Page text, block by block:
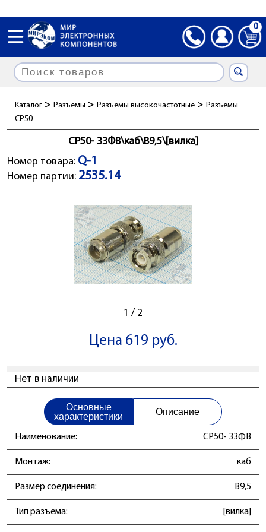
0
Каталог > Разъемы > Разъемы высокочастотные > Разъемы
СР50
СР50- 33ФВ\каб\B9,5\[вилка]
Номер товара: Q-1
Номер партии: 2535.14
1 / 2
Цена 619 руб.
Нет в наличии
Основные
характеристики
Описание
Наименование: СР50- 33ФВ
Монтаж: каб
Размер соединения: B9,5
Тип разъема: [вилка]